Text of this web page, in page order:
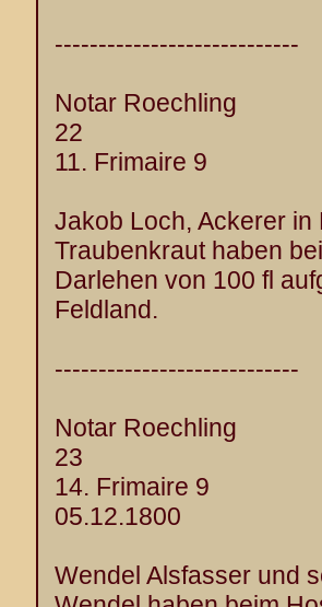
----------------------------
Notar Roechling
22
11. Frimaire 9
Jakob Loch, Ackerer
Traubenkraut haben
Darlehen von 100 fl
Feldland.
----------------------------
Notar Roechling
23
14. Frimaire 9
05.12.1800
Wendel Alsfasser und